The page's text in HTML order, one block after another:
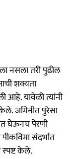
नसला तरी पुढील
शक्यता
आहे. यावेळी त्यांनी
जमिनीत पुरेसा
घेऊनच पेरणी
संदर्भात
स्पष्ट केले.